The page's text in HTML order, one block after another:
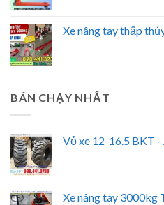
Xe nâng tay thấp
BÁN CHẠY NHẤT
Vỏ xe 12-16.5 BKT
Xe nâng tay 3000kg